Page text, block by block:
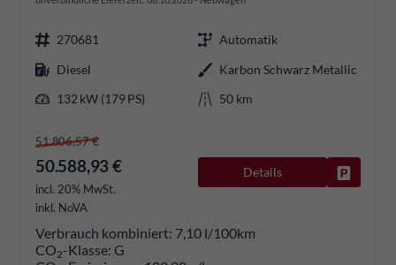
270681
Automatik
Diesel
Karbon Schwarz Metallic
132 kW (179 PS)
50 km
51.806,57 €
50.588,93 €
incl. 20% MwSt.
inkl. NoVA
Details
Verbrauch kombiniert: 7,10 l/100km
CO2-Klasse: G